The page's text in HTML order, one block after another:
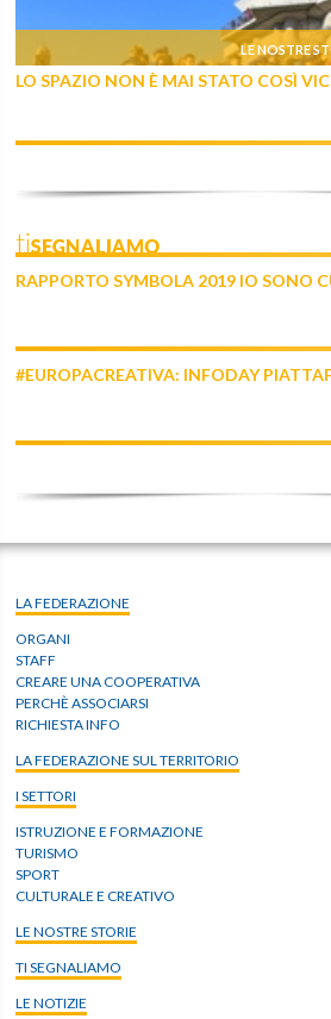
LE NOSTRE
LO SPAZIO NON È MAI STATO COSÌ
tiSEGNALIAMO
RAPPORTO SYMBOLA 2019 IO SONO
#EUROPACREATIVA: INFODAY
LA FEDERAZIONE
ORGANI
STAFF
CREARE UNA COOPERATIVA
PERCHÈ ASSOCIARSI
RICHIESTA INFO
LA FEDERAZIONE SUL TERRITORIO
I SETTORI
ISTRUZIONE E FORMAZIONE
TURISMO
SPORT
CULTURALE E CREATIVO
LE NOSTRE STORIE
TI SEGNALIAMO
LE NOTIZIE